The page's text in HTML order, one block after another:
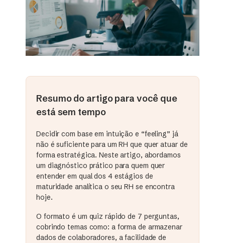
Resumo do artigo para você que
está sem tempo
Decidir com base em intuição e “feeling” já
não é suficiente para um RH que quer atuar de
forma estratégica. Neste artigo, abordamos
um diagnóstico prático para quem quer
entender em qual dos 4 estágios de
maturidade analítica o seu RH se encontra
hoje.
O formato é um quiz rápido de 7 perguntas,
cobrindo temas como: a forma de armazenar
dados de colaboradores, a facilidade de